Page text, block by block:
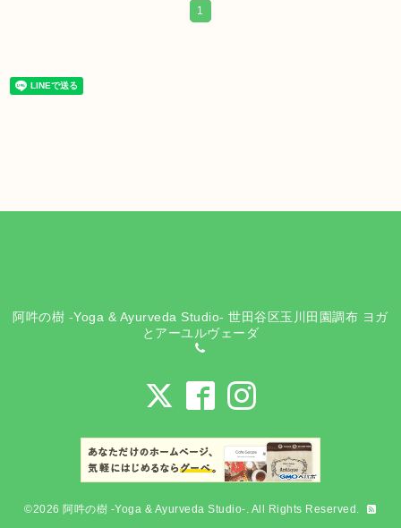
1
阿吽の樹 -Yoga & Ayurveda Studio- 世田谷区玉川田園調布 ヨガ
とアーユルヴェーダ
©2026 阿吽の樹 -Yoga & Ayurveda Studio-. All Rights Reserved.